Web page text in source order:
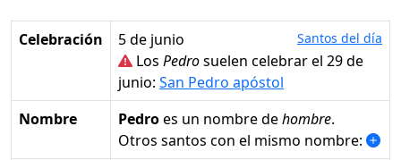
Celebración 5 de junio Santos del día
Los Pedrosuelen celebrar el 29 de
junio: San Pedro apóstol
Nombre
Pedroes un nombre dehombre.
Otros santos con el mismo nombre: